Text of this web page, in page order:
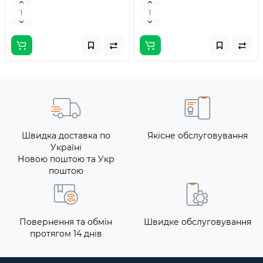
Швидка доставка по
Україні
Новою поштою та Укр
поштою
Якісне обслуговування
Повернення та обмін
протягом 14 днів
Швидке обслуговування